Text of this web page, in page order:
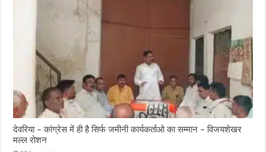
देवरिया – कांग्रेस में ही है सिर्फ जमीनी कार्यकर्ताओ का सम्मान – विजयशेखर
मल्ल रोशन